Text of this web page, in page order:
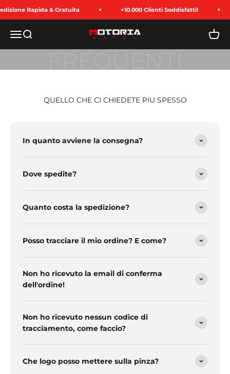
Zum Inhalt springen
Rapida & Gratuita +10.000 Clienti Soddisfatti!
MenüSuche Motoria Watch
QUELLO CHE CI CHIEDETE PIU SPESSO
In quanto avviene la consegna?
Dove spedite?
Quanto costa la spedizione?
Posso tracciare il mio ordine? E come?
Non ho ricevuto la email di conferma
dell'ordine!
Non ho ricevuto nessun codice di
tracciamento, come faccio?
Che logo posso mettere sulla pinza?